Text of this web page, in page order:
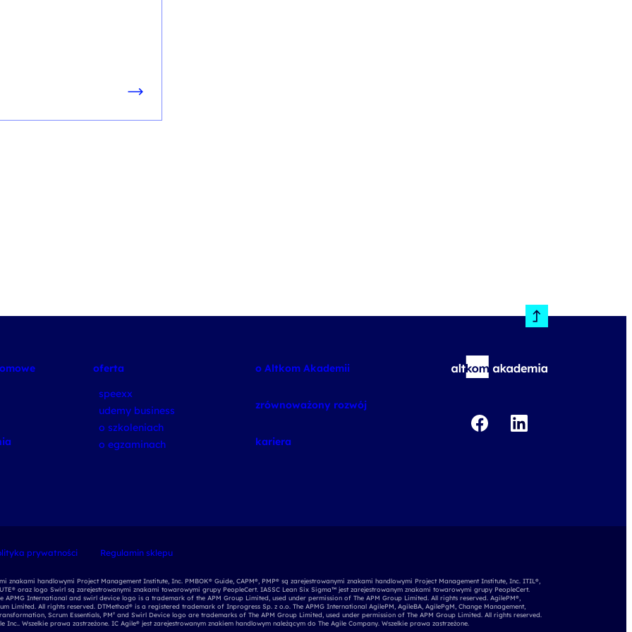
oferta
speexx
udemy business
o szkoleniach
o egzaminach
o Altkom Akademii
zrównoważony rozwój
kariera
prywatności Regulamin sklepu
znakami handlowymi Project Management Institute, Inc. PMBOK® Guide, CAPM®, PMP® są zarejestrowanymi znakami handlowymi Project Management Institute, Inc. ITIL®,
oraz logo Swirl są zarejestrowanymi znakami towarowymi grupy PeopleCert. IASSC Lean Six Sigma™ jest zarejestrowanym znakami towarowymi grupy PeopleCert.
APMG International and swirl device logo is a trademark of the APM Group Limited, used under permission of The APM Group Limited. All rights reserved. AgilePM®,
Limited. All rights reserved. DTMethod® is a registered trademark of Inprogress Sp. z o.o. The APMG International AgilePM, AgileBA, AgilePgM, Change Management,
Scrum Essentials, PM² and Swirl Device logo are trademarks of The APM Group Limited, used under permission of The APM Group Limited. All rights reserved.
Wszelkie prawa zastrzeżone. IC Agile® jest zarejestrowanym znakiem handlowym należącym do The Agile Company. Wszelkie prawa zastrzeżone.